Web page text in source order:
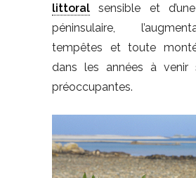
littoral sensible et
péninsulaire,
tempêtes et toute
dans les années à venir
préoccupantes.